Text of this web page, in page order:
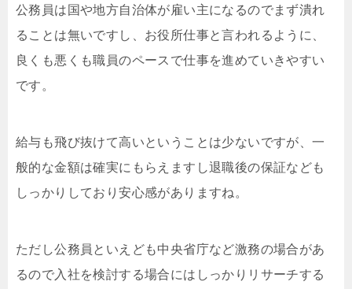
公務員は国や地方自治体が雇い主になるのでまず潰れ
ることは無いですし、お役所仕事と言われるように、
良くも悪くも職員のペースで仕事を進めていきやすい
です。
給与も飛び抜けて高いということは少ないですが、一
般的な金額は確実にもらえますし退職後の保証なども
しっかりしており安心感がありますね。
ただし公務員といえども中央省庁など激務の場合があ
るので入社を検討する場合にはしっかりリサーチする